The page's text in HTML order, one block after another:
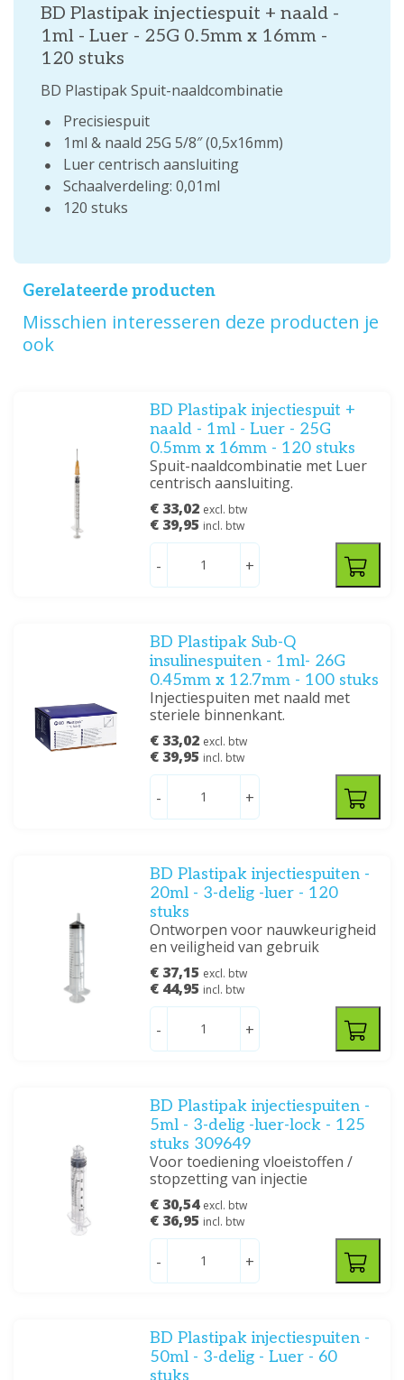
BD Plastipak injectiespuit + naald -
1ml - Luer - 25G 0.5mm x 16mm -
120 stuks
BD Plastipak Spuit-naaldcombinatie
Precisiespuit
1ml & naald 25G 5/8″ (0,5x16mm)
Luer centrisch aansluiting
Schaalverdeling: 0,01ml
120 stuks
Gerelateerde producten
Misschien interesseren deze producten je
ook
BD Plastipak injectiespuit +
naald - 1ml - Luer - 25G
0.5mm x 16mm - 120 stuks
Spuit-naaldcombinatie met Luer
centrisch aansluiting.
€ 33,02 excl. btw
€ 39,95 incl. btw
- +
BD Plastipak Sub-Q
insulinespuiten - 1ml- 26G
0.45mm x 12.7mm - 100 stuks
Injectiespuiten met naald met
steriele binnenkant.
€ 33,02 excl. btw
€ 39,95 incl. btw
- +
BD Plastipak injectiespuiten -
20ml - 3-delig -luer - 120
stuks
Ontworpen voor nauwkeurigheid
en veiligheid van gebruik
€ 37,15 excl. btw
€ 44,95 incl. btw
- +
BD Plastipak injectiespuiten -
5ml - 3-delig -luer-lock - 125
stuks 309649
Voor toediening vloeistoffen /
stopzetting van injectie
€ 30,54 excl. btw
€ 36,95 incl. btw
- +
BD Plastipak injectiespuiten -
50ml - 3-delig - Luer - 60
stuks